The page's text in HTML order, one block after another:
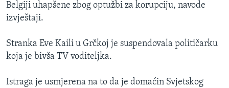
Belgiji uhapšene zbog optužbi za korupciju, navode
izvještaji.
Stranka Eve Kaili u Grčkoj je suspendovala političarku
koja je bivša TV voditeljka.
Istraga je usmjerena na to da je domaćin Svjetskog